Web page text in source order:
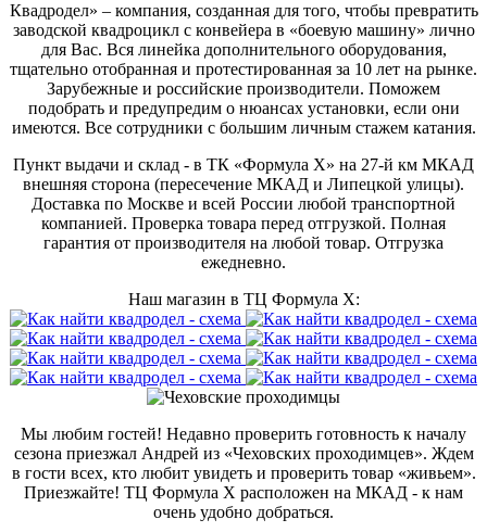
Квадродел» – компания, созданная для того, чтобы превратить
заводской квадроцикл с конвейера в «боевую машину» лично
для Вас. Вся линейка дополнительного оборудования,
тщательно отобранная и протестированная за 10 лет на рынке.
Зарубежные и российские производители. Поможем
подобрать и предупредим о нюансах установки, если они
имеются. Все сотрудники с большим личным стажем катания.
Пункт выдачи и склад - в ТК «Формула X» на 27-й км МКАД
внешняя сторона (пересечение МКАД и Липецкой улицы).
Доставка по Москве и всей России любой транспортной
компанией. Проверка товара перед отгрузкой. Полная
гарантия от производителя на любой товар. Отгрузка
ежедневно.
Наш магазин в ТЦ Формула Х:
Мы любим гостей! Недавно проверить готовность к началу
сезона приезжал Андрей из «Чеховских проходимцев». Ждем
в гости всех, кто любит увидеть и проверить товар «живьем».
Приезжайте! ТЦ Формула Х расположен на МКАД - к нам
очень удобно добраться.